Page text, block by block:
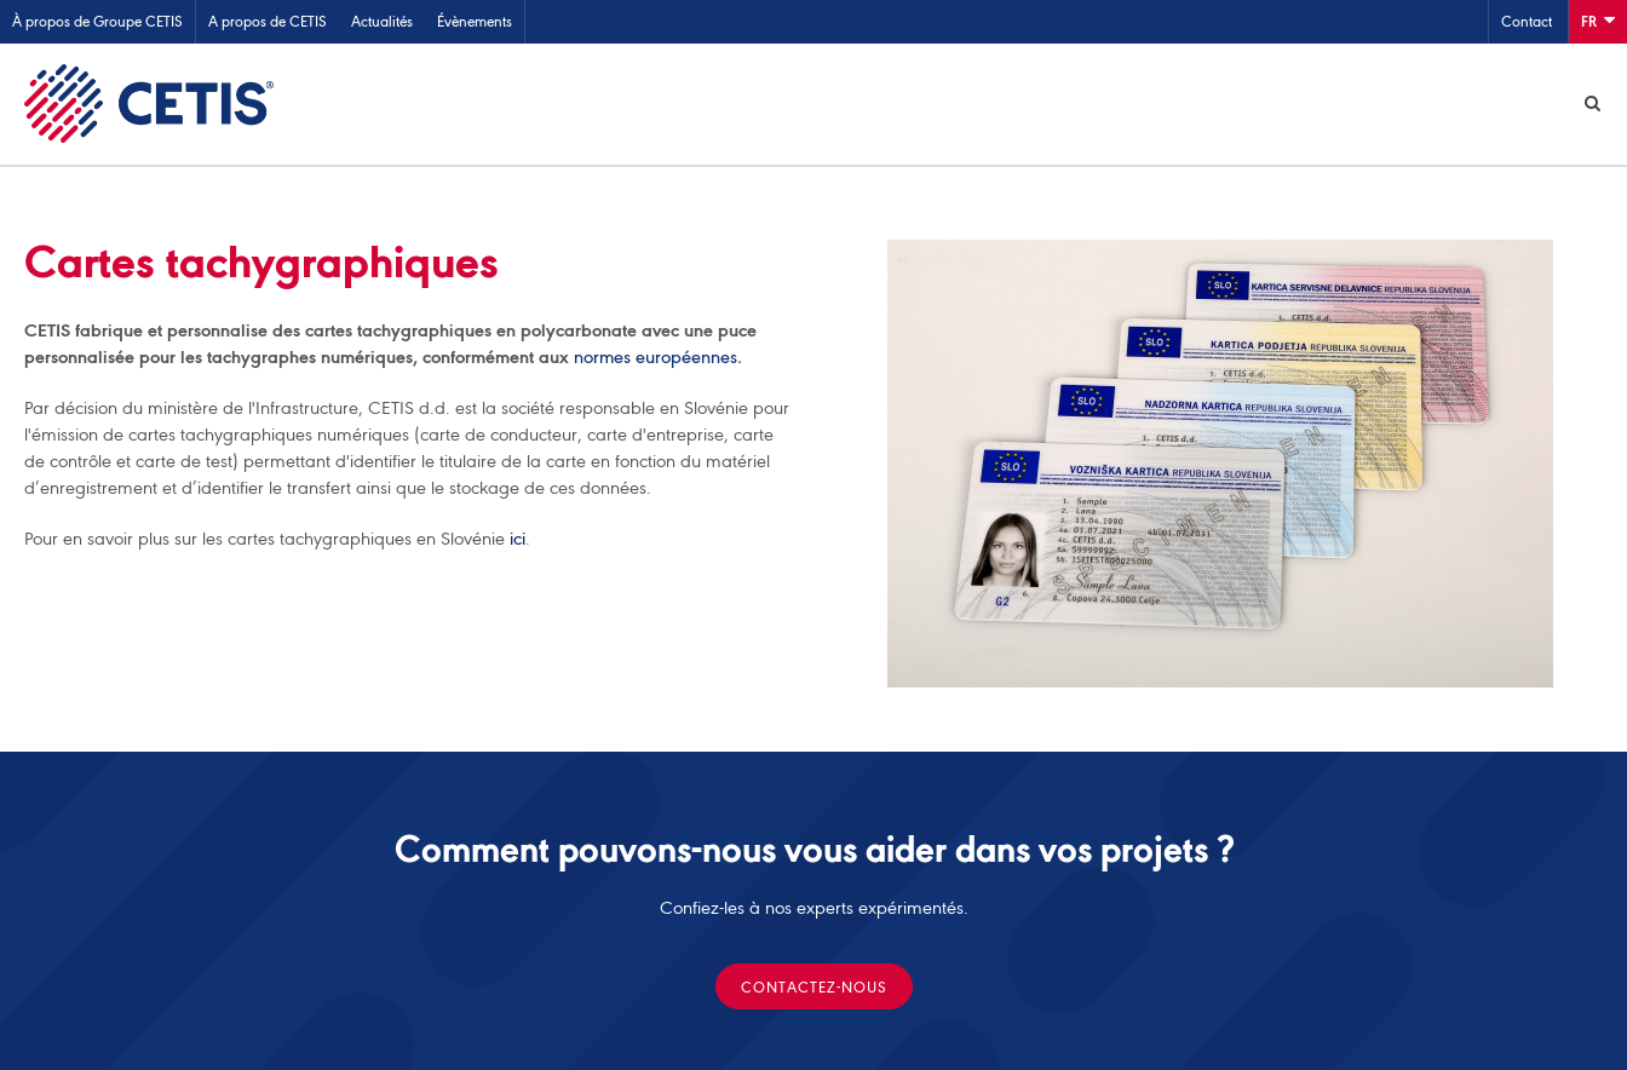
À propos de Groupe CETIS A propos de CETIS Actualités Évènements Contact FR
Cartes tachygraphiques
CETIS fabrique et personnalise des cartes tachygraphiques en polycarbonate avec une puce
personnalisée pour les tachygraphes numériques, conformément aux normes européennes.
Par décision du ministère de l'Infrastructure, CETIS d.d. est la société responsable en Slovénie pour
l'émission de cartes tachygraphiques numériques (carte de conducteur, carte d'entreprise, carte
de contrôle et carte de test) permettant d'identifier le titulaire de la carte en fonction du matériel
d’enregistrement et d’identifier le transfert ainsi que le stockage de ces données.
Pour en savoir plus sur les cartes tachygraphiques en Slovénie ici.
Comment pouvons-nous vous aider dans vos projets ?
Confiez-les à nos experts expérimentés.
CONTACTEZ-NOUS